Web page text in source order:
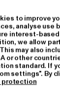
Fleece -
to improve
analyse use
interest-
we allow
may also
or other
standard. If
settings". By
protection